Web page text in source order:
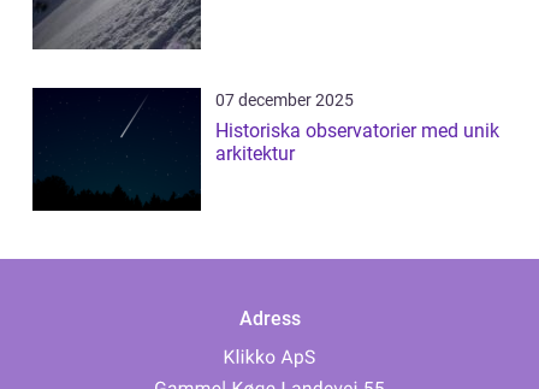
07 december 2025
Historiska observatorier med unik
arkitektur
Adress